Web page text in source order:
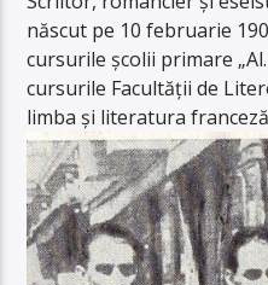
născut pe 10 februarie
cursurile școlii primare
cursurile Facultății de
limba și literatura